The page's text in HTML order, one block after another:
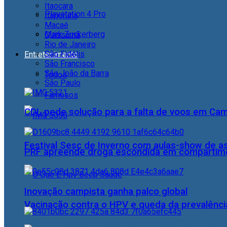
Playstation 4 Pro
Mark Zuckerberg
Entretenimento
Todos
Famosos
Festival Sesc de Inverno com aulas-show de
Vacinação contra o HPV e queda da
Itaocara
Itaperuna
Macaé
Quissamã
Rio de Janeiro
São Fidélis
São Francisco
São João da Barra
São Paulo
CDL pede solução para a falta de voos em
PRF apreende droga escondida em
Inovação campista ganha palco global